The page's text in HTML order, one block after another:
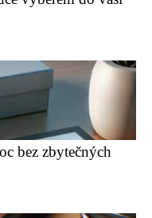
bez zbytečných